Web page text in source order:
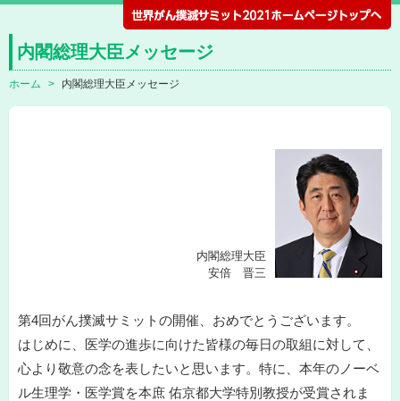
内閣総理大臣メッセージ
ホーム 内閣総理大臣メッセージ
内閣総理大臣
安倍 晋三
第4回がん撲滅サミットの開催、おめでとうございます。
はじめに、医学の進歩に向けた皆様の毎日の取組に対して、
心より敬意の念を表したいと思います。特に、本年のノーベ
ル生理学・医学賞を本庶 佑京都大学特別教授が受賞されま